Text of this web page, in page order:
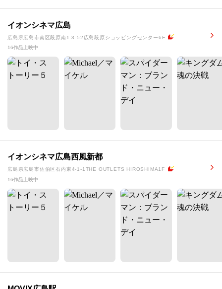
イオンシネマ広島
広島県広島市南区段原南1-3-52広島段原ショッピングセンター6F
16作品上映中
イオンシネマ広島西風新都
広島県広島市佐伯区石内東4-1-1THE OUTLETS HIROSHIMA1F
16作品上映中